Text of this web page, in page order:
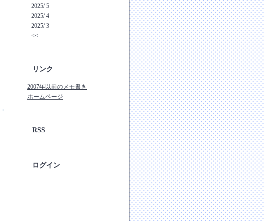
2025/ 5
2025/ 4
2025/ 3
<<
リンク
2007年以前のメモ書き
ホームページ
RSS
ログイン